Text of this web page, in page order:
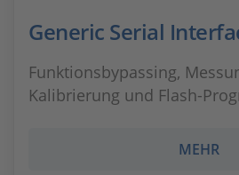
Generic Serial
Funktionsbypassing,
Kalibrierung und Flash-
MEHR